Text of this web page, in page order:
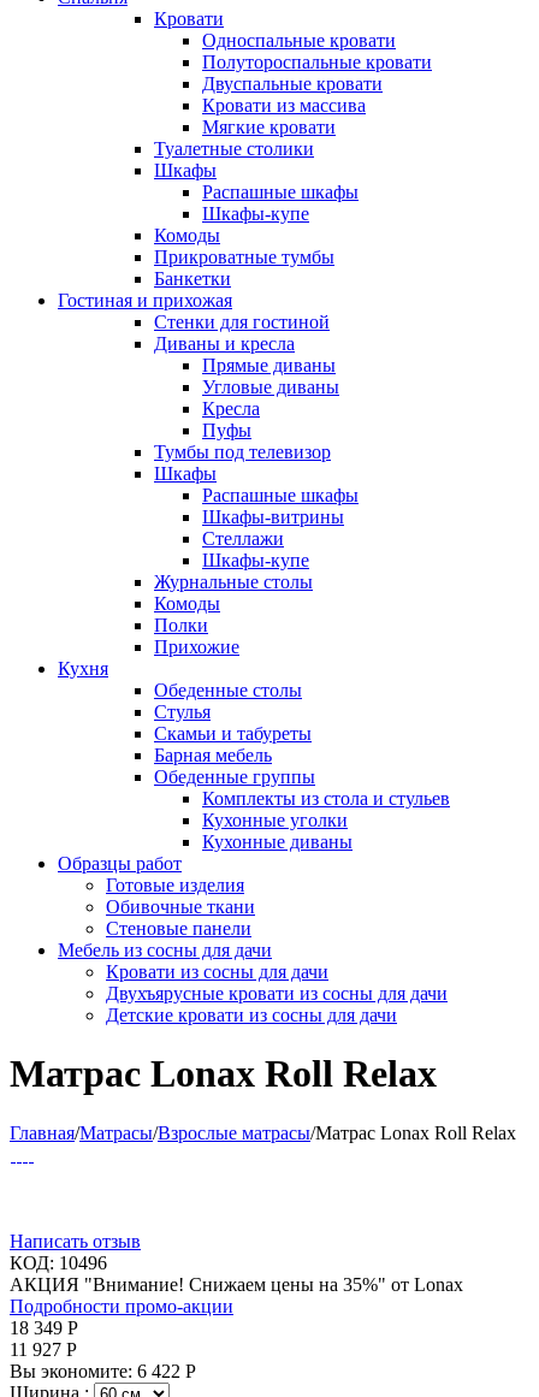
Кровати
Односпальные кровати
Полутороспальные кровати
Двуспальные кровати
Кровати из массива
Мягкие кровати
Туалетные столики
Шкафы
Распашные шкафы
Шкафы-купе
Комоды
Прикроватные тумбы
Банкетки
Гостиная и прихожая
Стенки для гостиной
Диваны и кресла
Прямые диваны
Угловые диваны
Кресла
Пуфы
Тумбы под телевизор
Шкафы
Распашные шкафы
Шкафы-витрины
Стеллажи
Шкафы-купе
Журнальные столы
Комоды
Полки
Прихожие
Кухня
Обеденные столы
Стулья
Скамьи и табуреты
Барная мебель
Обеденные группы
Комплекты из стола и стульев
Кухонные уголки
Кухонные диваны
Образцы работ
Готовые изделия
Обивочные ткани
Стеновые панели
Мебель из сосны для дачи
Кровати из сосны для дачи
Двухъярусные кровати из сосны для дачи
Детские кровати из сосны для дачи
Матрас Lonax Roll Relax
Главная/Матрасы/Взрослые матрасы/Матрас Lonax Roll Relax
Написать отзыв
КОД: 10496
АКЦИЯ "Внимание! Снижаем цены на 35%" от Lonax
Подробности промо-акции
18 349 Р
11 927 Р
Вы экономите: 6 422 Р
Ширина :